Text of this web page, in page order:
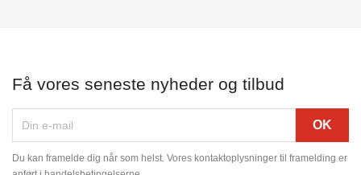
Få vores seneste nyheder og tilbud
Du kan framelde dig når som helst. Vores kontaktoplysninger til framelding er